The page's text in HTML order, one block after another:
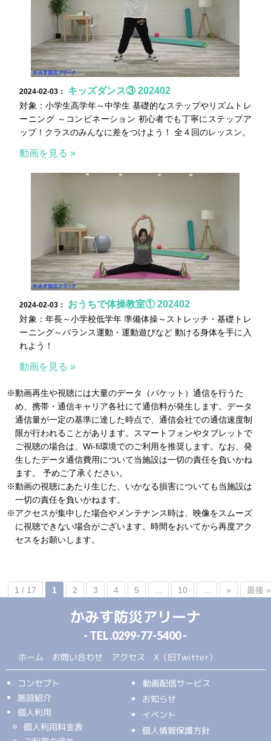
2024-02-03： キッズダンス③ 202402
対象：小学生高学年～中学生 基礎的なステップやリズムトレ
ーニング ～コンビネーション 初心者でも丁寧にステップア
ップ！クラスのみんなに差をつけよう！ 全４回のレッスン。
動画を見る »
2024-02-03： おうちで体操教室① 202402
対象：年長～小学校低学年 準備体操～ストレッチ・基礎トレ
ーニング～バランス運動・運動遊びなど 動ける身体を手に入
れよう！
動画を見る »
※動画再生や視聴には大量のデータ（パケット）通信を行うた
め、携帯・通信キャリア各社にて通信料が発生します。データ
通信量が一定の基準に達した時点で、通信会社での通信速度制
限が行われることがあります。スマートフォンやタブレットで
ご視聴の場合は、Wi-fi環境でのご利用を推奨します。なお、発
生したデータ通信費用について当施設は一切の責任を負いかね
ます。 予めご了承ください。
※動画の視聴にあたり生じた、いかなる損害についても当施設は
一切の責任を負いかねます。
※アクセスが集中した場合やメンテナンス時は、映像をスムーズ
に視聴できない場合がございます。時間をおいてから再度アク
セスをお願いします。
1 / 17 1 2 3 4 5 10 » 最後 »
かみす防災アリーナ
- TEL.0299-77-5400-
ホーム お問い合わせ アクセス X（旧Twitter）
コンセプト
施設紹介
個人利用
個人利用料金表
動画配信サービス
お知らせ
イベント
個人情報保護方針